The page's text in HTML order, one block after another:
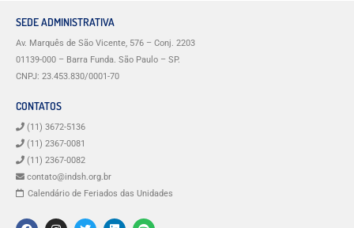
SEDE ADMINISTRATIVA
Av. Marquês de São Vicente, 576 – Conj. 2203
01139-000 – Barra Funda. São Paulo – SP.
CNPJ: 23.453.830/0001-70
CONTATOS
(11) 3672-5136
(11) 2367-0081
(11) 2367-0082
contato@indsh.org.br
Calendário de Feriados das Unidades